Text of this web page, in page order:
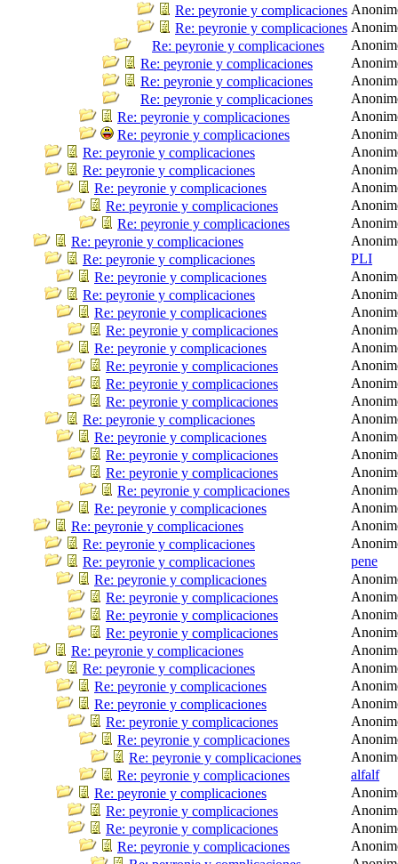
Re: peyronie y complicaciones
Re: peyronie y complicaciones
Re: peyronie y complicaciones
Re: peyronie y complicaciones
Re: peyronie y complicaciones
Re: peyronie y complicaciones
Re: peyronie y complicaciones
Re: peyronie y complicaciones
Re: peyronie y complicaciones
Re: peyronie y complicaciones
Re: peyronie y complicaciones
Re: peyronie y complicaciones
Re: peyronie y complicaciones
Re: peyronie y complicaciones
Re: peyronie y complicaciones
PLI
Re: peyronie y complicaciones
Re: peyronie y complicaciones
Re: peyronie y complicaciones
Re: peyronie y complicaciones
Re: peyronie y complicaciones
Re: peyronie y complicaciones
Re: peyronie y complicaciones
Re: peyronie y complicaciones
Re: peyronie y complicaciones
Re: peyronie y complicaciones
Re: peyronie y complicaciones
Re: peyronie y complicaciones
Re: peyronie y complicaciones
Re: peyronie y complicaciones
Re: peyronie y complicaciones
Re: peyronie y complicaciones
Re: peyronie y complicaciones
pene
Re: peyronie y complicaciones
Re: peyronie y complicaciones
Re: peyronie y complicaciones
Re: peyronie y complicaciones
Re: peyronie y complicaciones
Re: peyronie y complicaciones
Re: peyronie y complicaciones
Re: peyronie y complicaciones
Re: peyronie y complicaciones
Re: peyronie y complicaciones
Re: peyronie y complicaciones
Re: peyronie y complicaciones
alfalf
Re: peyronie y complicaciones
Re: peyronie y complicaciones
Re: peyronie y complicaciones
Re: peyronie y complicaciones